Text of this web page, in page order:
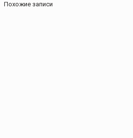
Похожие записи